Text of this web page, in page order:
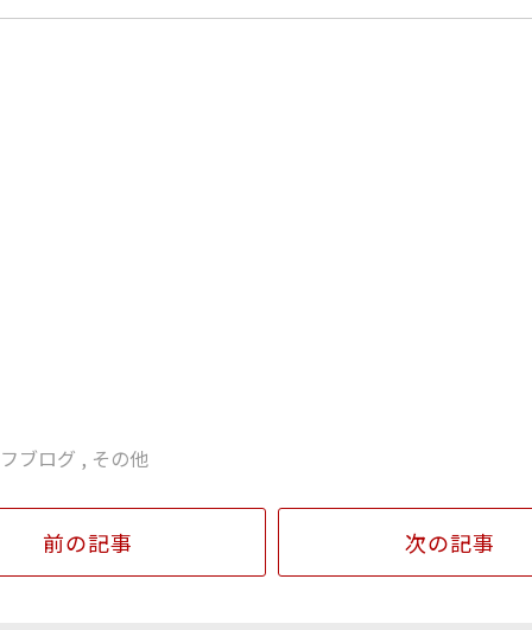
ブログ , その他
前の記事 次の記事